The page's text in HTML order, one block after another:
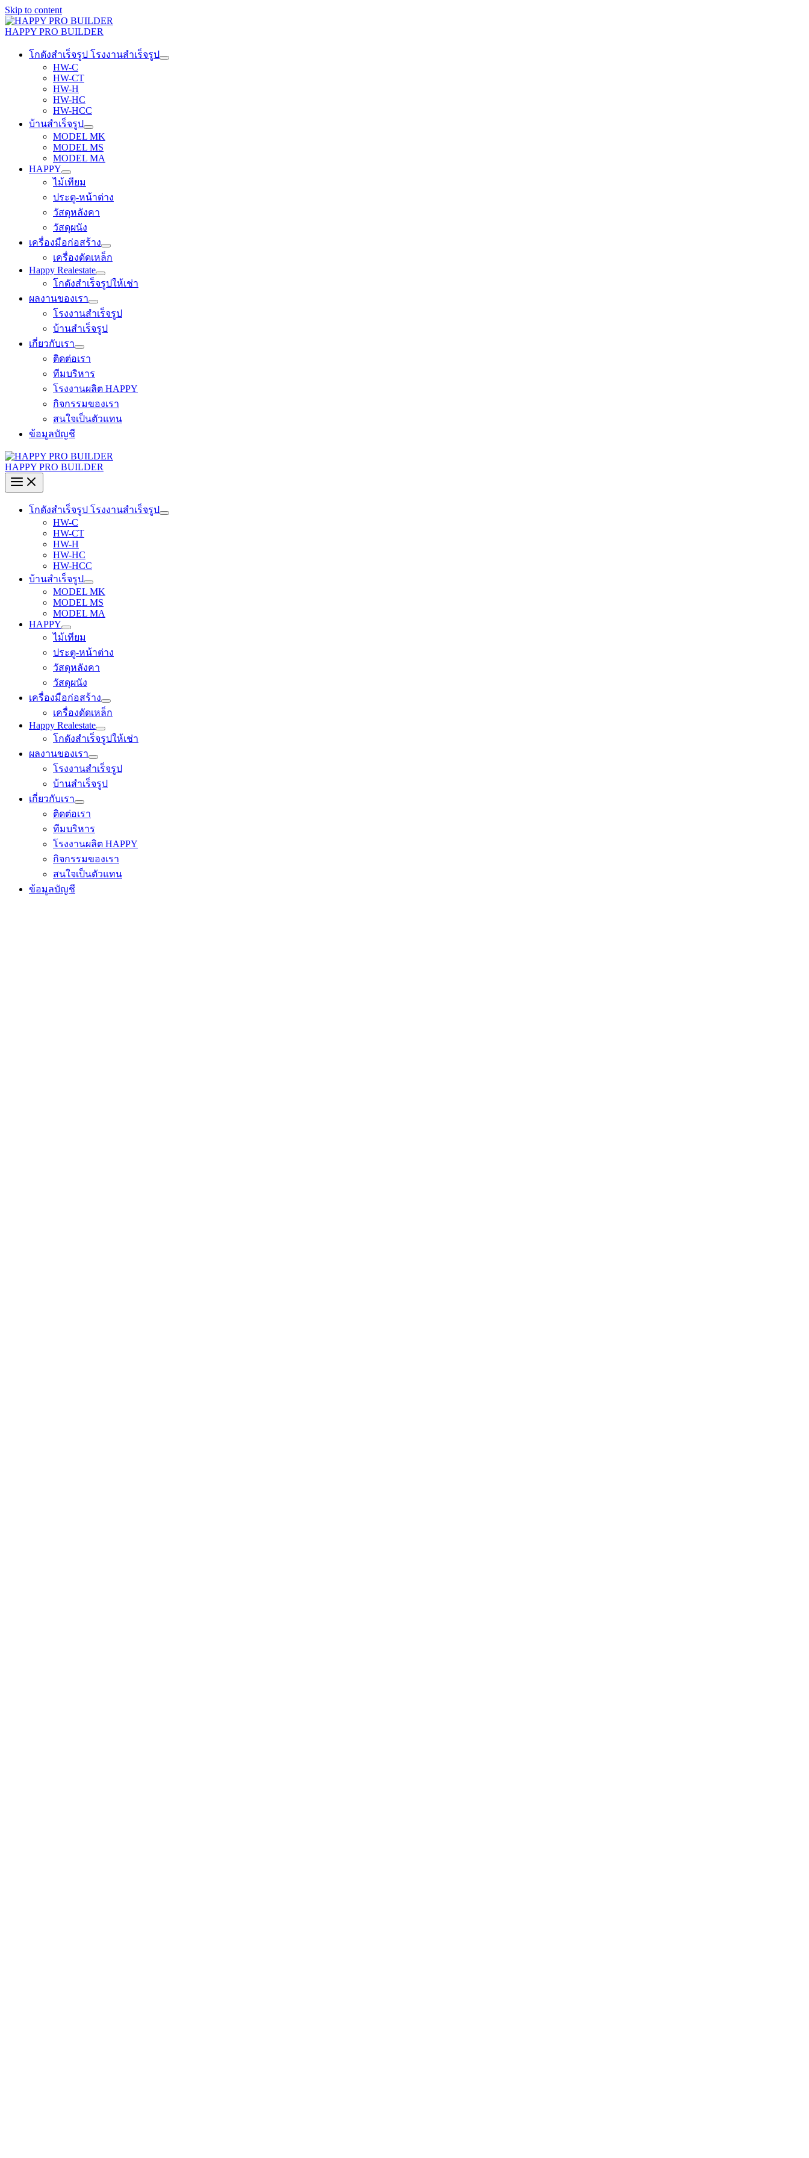
Skip to content
HAPPY PRO BUILDER
โกดังสำเร็จรูป โรงงานสำเร็จรูป
HW-C
HW-CT
HW-H
HW-HC
HW-HCC
บ้านสำเร็จรูป
MODEL MK
MODEL MS
MODEL MA
HAPPY
ไม้เทียม
ประตู-หน้าต่าง
วัสดุหลังคา
วัสดุผนัง
เครื่องมือก่อสร้าง
เครื่องดัดเหล็ก
Happy Realestate
โกดังสำเร็จรูปให้เช่า
ผลงานของเรา
โรงงานสำเร็จรูป
บ้านสำเร็จรูป
เกี่ยวกับเรา
ติดต่อเรา
ทีมบริหาร
โรงงานผลิต HAPPY
กิจกรรมของเรา
สนใจเป็นตัวแทน
ข้อมูลบัญชี
HAPPY PRO BUILDER
โกดังสำเร็จรูป โรงงานสำเร็จรูป
HW-C
HW-CT
HW-H
HW-HC
HW-HCC
บ้านสำเร็จรูป
MODEL MK
MODEL MS
MODEL MA
HAPPY
ไม้เทียม
ประตู-หน้าต่าง
วัสดุหลังคา
วัสดุผนัง
เครื่องมือก่อสร้าง
เครื่องดัดเหล็ก
Happy Realestate
โกดังสำเร็จรูปให้เช่า
ผลงานของเรา
โรงงานสำเร็จรูป
บ้านสำเร็จรูป
เกี่ยวกับเรา
ติดต่อเรา
ทีมบริหาร
โรงงานผลิต HAPPY
กิจกรรมของเรา
สนใจเป็นตัวแทน
ข้อมูลบัญชี